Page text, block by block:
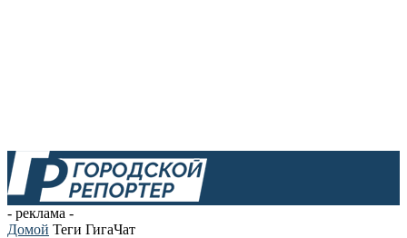
- реклама -
Домой Теги ГигаЧат